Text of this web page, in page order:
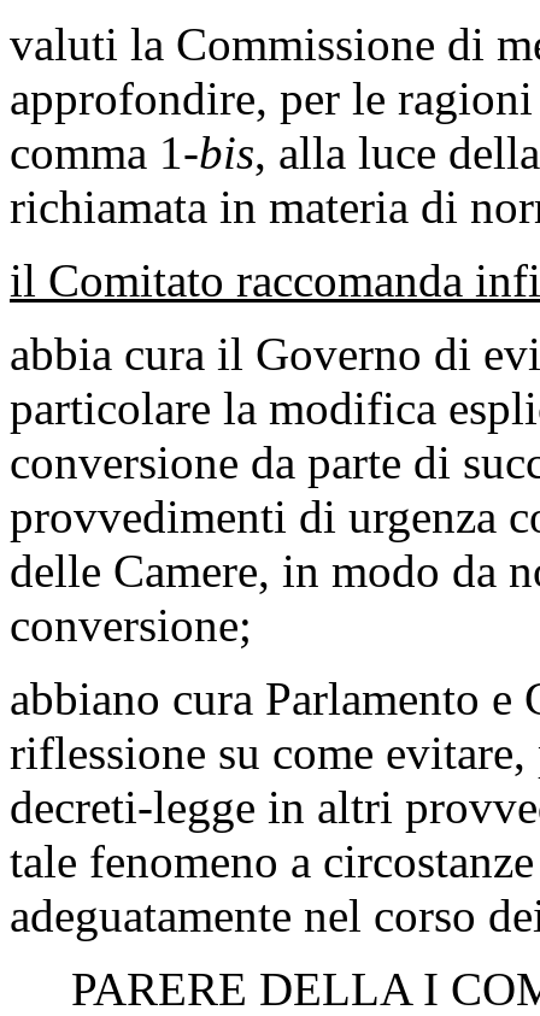
valuti la Commissione di
approfondire, per le
comma 1-bis, alla luce
richiamata in materia di
il Comitato raccomanda
abbia cura il Governo di
particolare la modifica
conversione da parte di
provvedimenti di urgenza
delle Camere, in modo da
conversione;
abbiano cura Parlamento
riflessione su come
decreti-legge in altri
tale fenomeno a
adeguatamente nel corso
PARERE DELLA I